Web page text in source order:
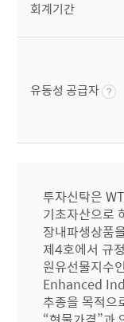
회계기간
유동성 공급자
투자신탁은
기초자산으로
장내파생상품
제4호에서 규
원유선물지수
Enhanced
추종을 목적으